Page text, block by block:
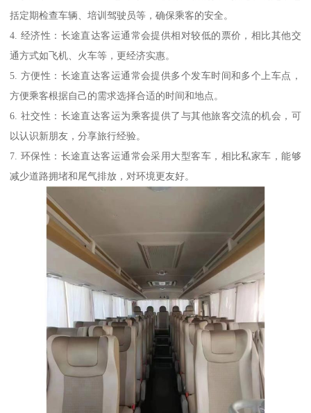
括定期检查车辆、培训驾驶员等，确保乘客的安全。
4. 经济性：长途直达客运通常会提供相对较低的票价，相比其他交
通方式如飞机、火车等，更经济实惠。
5. 方便性：长途直达客运通常会提供多个发车时间和多个上车点，
方便乘客根据自己的需求选择合适的时间和地点。
6. 社交性：长途直达客运为乘客提供了与其他旅客交流的机会，可
以认识新朋友，分享旅行经验。
7. 环保性：长途直达客运通常会采用大型客车，相比私家车，能够
减少道路拥堵和尾气排放，对环境更友好。